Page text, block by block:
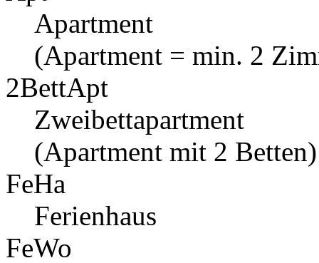
Apartment
(Apartment = min. 2
2BettApt
Zweibettapartment
(Apartment mit 2 Betten)
FeHa
Ferienhaus
FeWo